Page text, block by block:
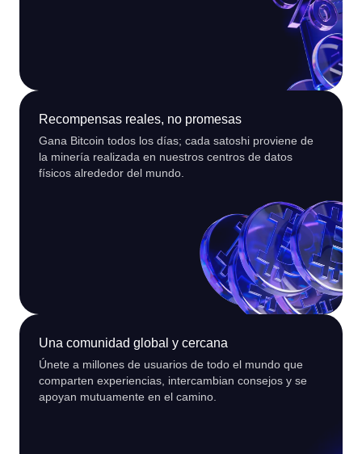
Recompensas reales, no promesas
Gana Bitcoin todos los días; cada satoshi proviene de
la minería realizada en nuestros centros de datos
físicos alrededor del mundo.
Una comunidad global y cercana
Únete a millones de usuarios de todo el mundo que
comparten experiencias, intercambian consejos y se
apoyan mutuamente en el camino.